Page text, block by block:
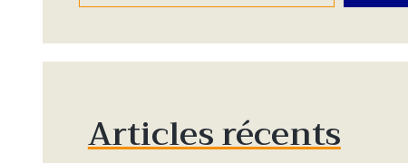
Articles récents